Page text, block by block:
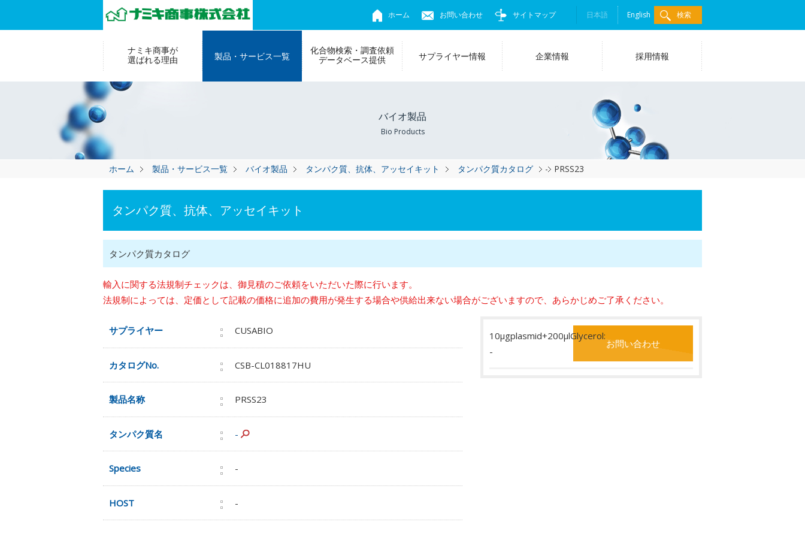
ホーム お問い合わせ サイトマップ 日本語 English 検索
ナミキ商事が
選ばれる理由
製品・サービス一覧
化合物検索・調査依頼
データベース提供
サプライヤー情報 企業情報 採用情報
バイオ製品
Bio Products
ホーム 製品・サービス一覧 バイオ製品 タンパク質、抗体、アッセイキット タンパク質カタログ - PRSS23
タンパク質、抗体、アッセイキット
タンパク質カタログ
輸入に関する法規制チェックは、御見積のご依頼をいただいた際に行います。
法規制によっては、定価として記載の価格に追加の費用が発生する場合や供給出来ない場合がございますので、あらかじめご了承ください。
サプライヤー CUSABIO
カタログNo. CSB-CL018817HU
製品名称 PRSS23
タンパク質名 -
Species -
HOST -
10μgplasmid+200μlGlycerol:
-
お問い合わせ